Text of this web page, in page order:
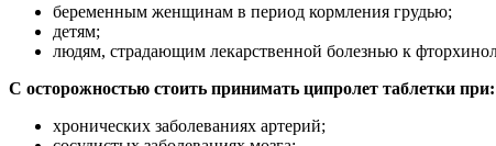
беременным женщинам в период кормления грудью;
детям;
людям, страдающим лекарственной болезнью к
С осторожностью стоить принимать ципролет таблетки при:
хронических заболеваниях артерий;